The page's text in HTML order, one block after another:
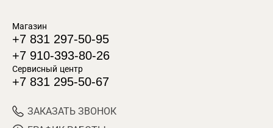
Магазин
+7 831 297-50-95
+7 910-393-80-26
Сервисный центр
+7 831 295-50-67
ЗАКАЗАТЬ ЗВОНОК